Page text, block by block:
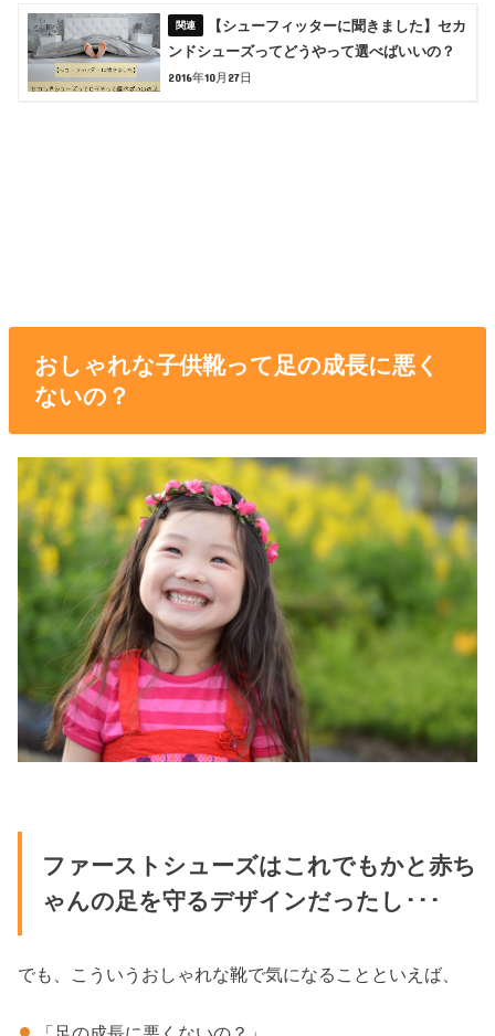
【シューフィッターに聞きました】セカ
ンドシューズってどうやって選べばいいの？
2016年10月27日
おしゃれな子供靴って足の成長に悪く
ないの？
ファーストシューズはこれでもかと赤ち
ゃんの足を守るデザインだったし･･･
でも、こういうおしゃれな靴で気になることといえば、